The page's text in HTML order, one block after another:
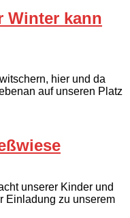
Winter kann
hier und da
auf unseren Platz
unserer Kinder und
Einladung zu unserem